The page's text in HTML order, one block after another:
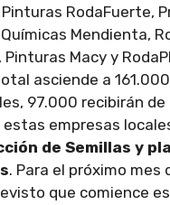
RodaFuerte,
Mendienta,
Pinturas Macy y
asciende a
97.000 recibirán
empresas
de Semillas y
. Para el próximo mes
que comience